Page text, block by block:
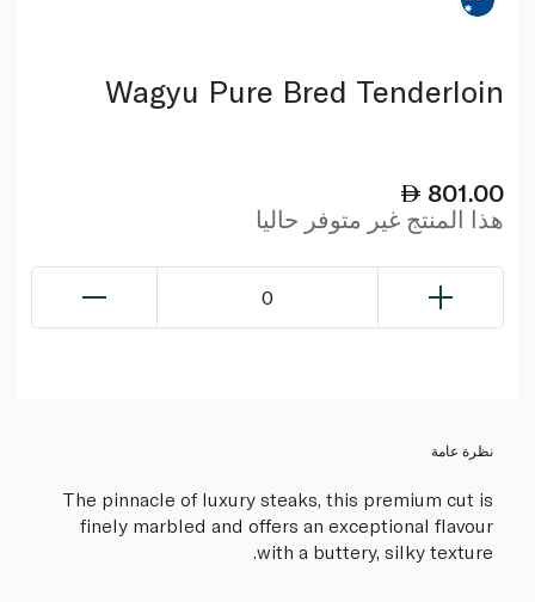
Wagyu Pure Bred Tenderloin
801.00
هذا المنتج غير متوفر حاليا
0
نظرة عامة
The pinnacle of luxury steaks, this premium cut is
finely marbled and offers an exceptional flavour
with a buttery, silky texture.